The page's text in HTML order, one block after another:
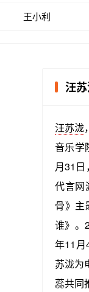
王小利
汪
汪苏泷
音乐学
月31日
代言网
骨》主
谁》。
年11月
苏泷为
蕊共同